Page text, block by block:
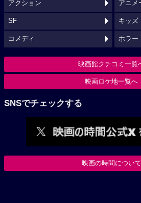
アクション アニメ
SF キッズ
コメディ ホラー
映画館クチコミ一覧
映画ロケ地一覧へ
SNSでチェックする
映画の時間について